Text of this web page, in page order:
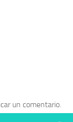
un comentario.